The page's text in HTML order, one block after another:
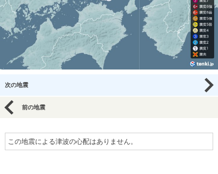
次の地震
前の地震
この地震による津波の心配はありません。